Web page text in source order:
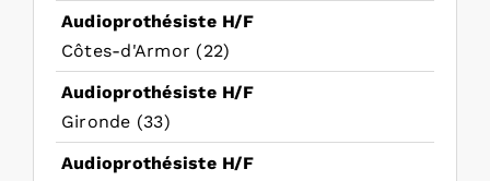
Audioprothésiste H/F
Côtes-d'Armor (22)
Audioprothésiste H/F
Gironde (33)
Audioprothésiste H/F